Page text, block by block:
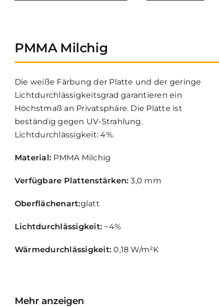
PMMA Milchig
Die weiße Färbung der Platte und der geringe
Lichtdurchlässigkeitsgrad garantieren ein
Höchstmaß an Privatsphäre. Die Platte ist
beständig gegen UV-Strahlung.
Lichtdurchlässigkeit: 4%.
Material: PMMA Milchig
Verfügbare Plattenstärken: 3,0 mm
Oberflächenart:glatt
Lichtdurchlässigkeit: ~4%
Wärmedurchlässigkeit: 0,18 W/m²K
Mehr anzeigen